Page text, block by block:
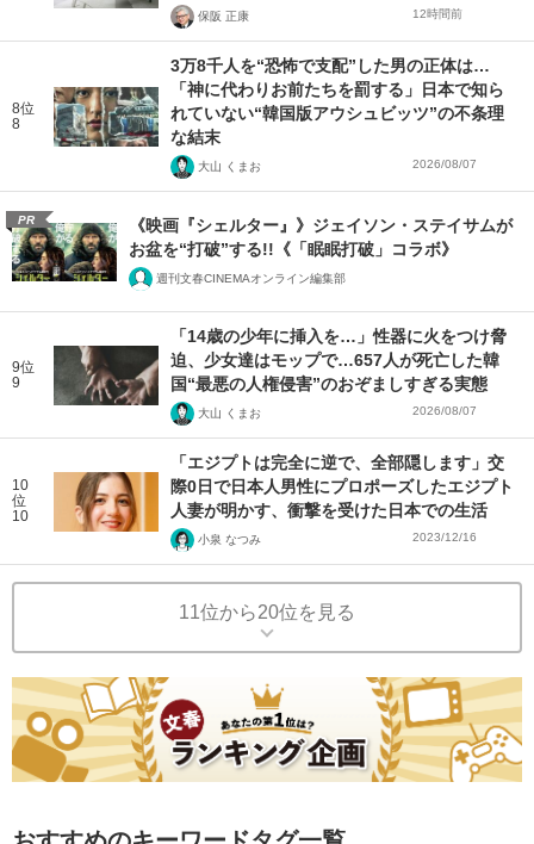
保阪 正康 12時間前
8位
8
3万8千人を“恐怖で支配”した男の正体は…
「神に代わりお前たちを罰する」日本で知ら
れていない“韓国版アウシュビッツ”の不条理
な結末
大山 くまお 2026/08/07
PR
《映画『シェルター』》ジェイソン・ステイサムが
お盆を“打破”する!!《「眠眠打破」コラボ》
週刊文春CINEMAオンライン編集部
9位
9
「14歳の少年に挿入を…」性器に火をつけ脅
迫、少女達はモップで…657人が死亡した韓
国“最悪の人権侵害”のおぞましすぎる実態
大山 くまお 2026/08/07
10
位
10
「エジプトは完全に逆で、全部隠します」交
際0日で日本人男性にプロポーズしたエジプト
人妻が明かす、衝撃を受けた日本での生活
小泉 なつみ 2023/12/16
11位から20位を見る